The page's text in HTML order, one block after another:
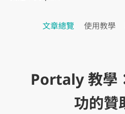
文章總覽 使用教學
Portaly 教學
功的贊